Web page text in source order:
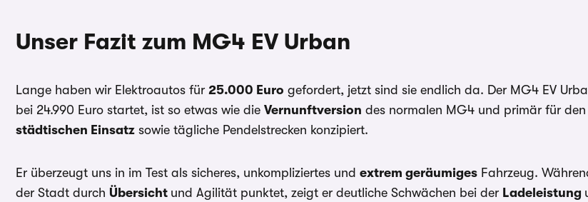
Unser Fazit zum MG4 EV Urban
Lange haben wir Elektroautos für 25.000 Euro gefordert, jetzt sind sie endlich da. Der MG4 EV
bei 24.990 Euro startet, ist so etwas wie die Vernunftversion des normalen MG4 und primär für den
städtischen Einsatz sowie tägliche Pendelstrecken konzipiert.
Er überzeugt uns in im Test als sicheres, unkompliziertes und extrem geräumiges Fahrzeug.
der Stadt durch Übersicht und Agilität punktet, zeigt er deutliche Schwächen bei der Ladeleistung